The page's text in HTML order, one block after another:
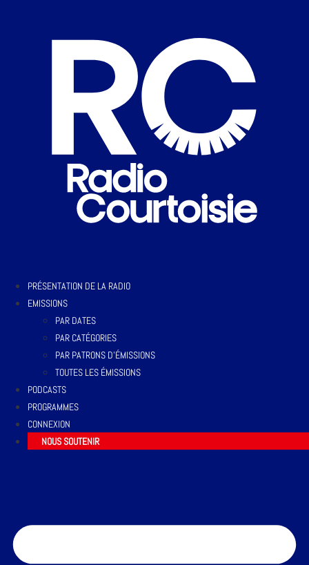
PRÉSENTATION DE LA RADIO
EMISSIONS
PAR DATES
PAR CATÉGORIES
PAR PATRONS D’ÉMISSIONS
TOUTES LES ÉMISSIONS
PODCASTS
PROGRAMMES
CONNEXION
NOUS SOUTENIR